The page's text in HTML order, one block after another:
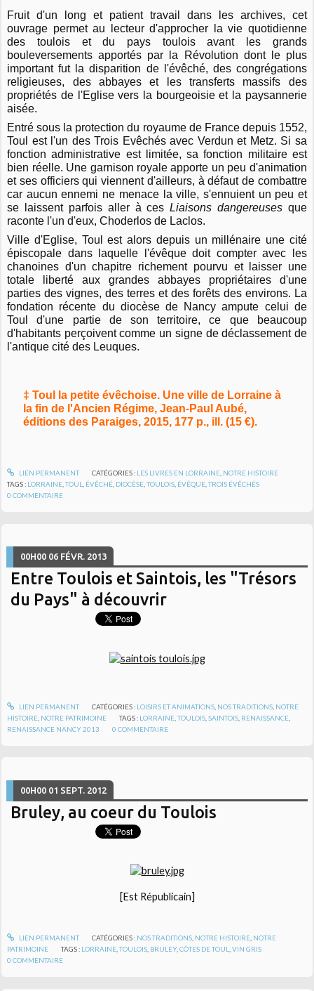
Fruit d'un long et patient travail dans les archives, cet
ouvrage permet au lecteur d'approcher la vie quotidienne
des toulois et du pays toulois avant les grands
bouleversements apportés par la Révolution dont le plus
important fut la disparition de l'évêché, des congrégations
religieuses, des abbayes et les transferts massifs des
propriétés de l'Eglise vers la bourgeoisie et la paysannerie
aisée.
Entré sous la protection du royaume de France depuis 1552,
Toul est l'un des Trois Evêchés avec Verdun et Metz. Si sa
fonction administrative est limitée, sa fonction militaire est
bien réelle. Une garnison royale apporte un peu d'animation
et ses officiers qui viennent d'ailleurs, à défaut de combattre
car aucun ennemi ne menace la ville, s'ennuient un peu et
se laissent parfois aller à cesLiaisons dangereuses que
raconte l'un d'eux, Choderlos de Laclos.
Ville d'Eglise, Toul est alors depuis un millénaire une cité
épiscopale dans laquelle l'évêque doit compter avec les
chanoines d'un chapitre richement pourvu et laisser une
totale liberté aux grandes abbayes propriétaires d'une
parties des vignes, des terres et des forêts des environs. La
fondation récente du diocèse de Nancy ampute celui de
Toul d'une partie de son territoire, ce que beaucoup
d'habitants perçoivent comme un signe de déclassement de
l'antique cité des Leuques.
‡ Toul la petite évêchoise. Une ville de Lorraine à
la fin de l'Ancien Régime, Jean-Paul Aubé,
éditions des Paraiges, 2015, 177 p., ill. (15 €).
LIEN PERMANENT CATÉGORIES : LES LIVRES EN LORRAINE, NOTRE HISTOIRE
TAGS : LORRAINE ,TOUL ÉVÊCHÉ DIOCÈSE ,TOULOIS ÉVÊQUE ,TROIS ÉVÊCHÉS
0 COMMENTAIRE
00H00 06 FÉVR. 2013
Entre Toulois et Saintois, les "Trésors
du Pays" à découvrir
LIEN PERMANENT CATÉGORIES : LOISIRS ET ANIMATIONS, NOS TRADITIONS, NOTRE
HISTOIRE NOTRE PATRIMOINE TAGS : LORRAINE ,TOULOIS ,SAINTOIS RENAISSANCE
RENAISSANCE NANCY 2013
0 COMMENTAIRE
00H00 01 SEPT. 2012
Bruley, au coeur du Toulois
[Est Républicain]
LIEN PERMANENT CATÉGORIES : NOS TRADITIONS, NOTRE HISTOIRE, NOTRE
PATRIMOINE
TAGS : LORRAINE ,TOULOIS BRULEY,CÔTES DE TOUL ,VIN GRIS
0 COMMENTAIRE